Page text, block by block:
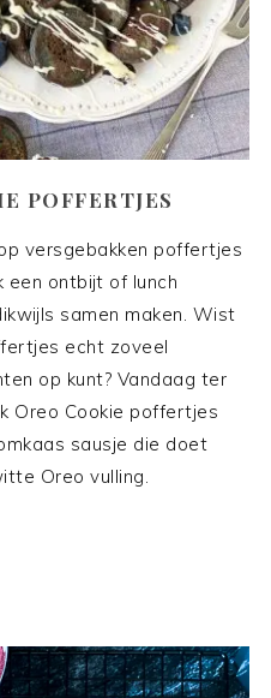
POFFERTJES
versgebakken poffertjes
een ontbijt of lunch
samen maken. Wist
echt zoveel
op kunt? Vandaag ter
Oreo Cookie poffertjes
sausje die doet
Oreo vulling.